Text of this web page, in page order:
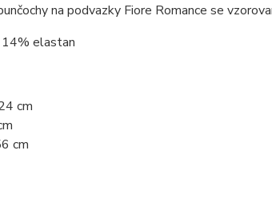
na podvazky Fiore Romance se
elastan
cm
cm